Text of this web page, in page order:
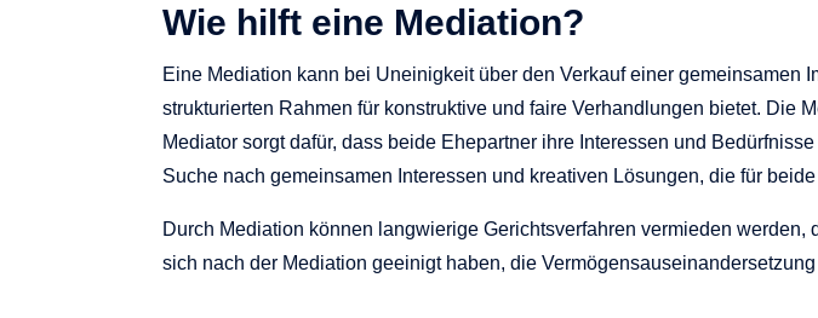
Wie hilft eine Mediation?
Eine Mediation kann bei Uneinigkeit über den Verkauf einer gemeinsamen
strukturierten Rahmen für konstruktive und faire Verhandlungen bietet. Die
Mediator sorgt dafür, dass beide Ehepartner ihre Interessen und
Suche nach gemeinsamen Interessen und kreativen Lösungen, die für
Durch Mediation können langwierige Gerichtsverfahren vermieden
sich nach der Mediation geeinigt haben, die